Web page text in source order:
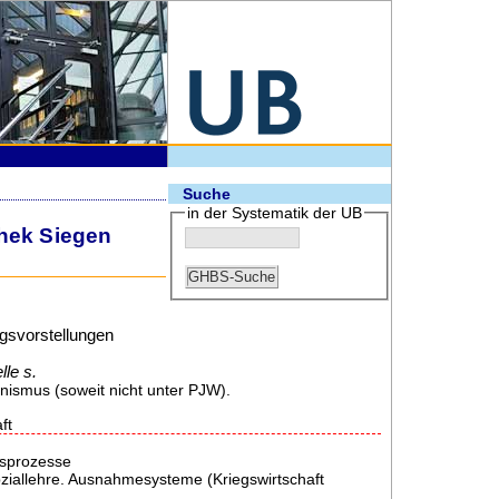
Siegen
Suche
in der Systematik der UB
s.
(soweit nicht unter PJW).
Ausnahmesysteme (Kriegswirtschaft